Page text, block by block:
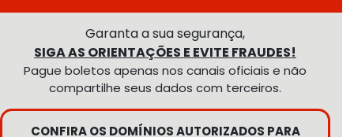
Garanta a sua segurança,
SIGA AS ORIENTAÇÕES E EVITE FRAUDES!
Pague boletos apenas nos canais oficiais e não
compartilhe seus dados com terceiros.
CONFIRA OS DOMÍNIOS AUTORIZADOS PARA